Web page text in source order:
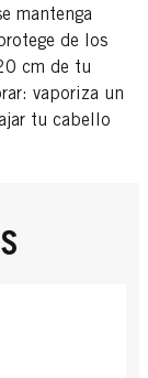
mantenga
de los
cm de tu
vaporiza un
tu cabello